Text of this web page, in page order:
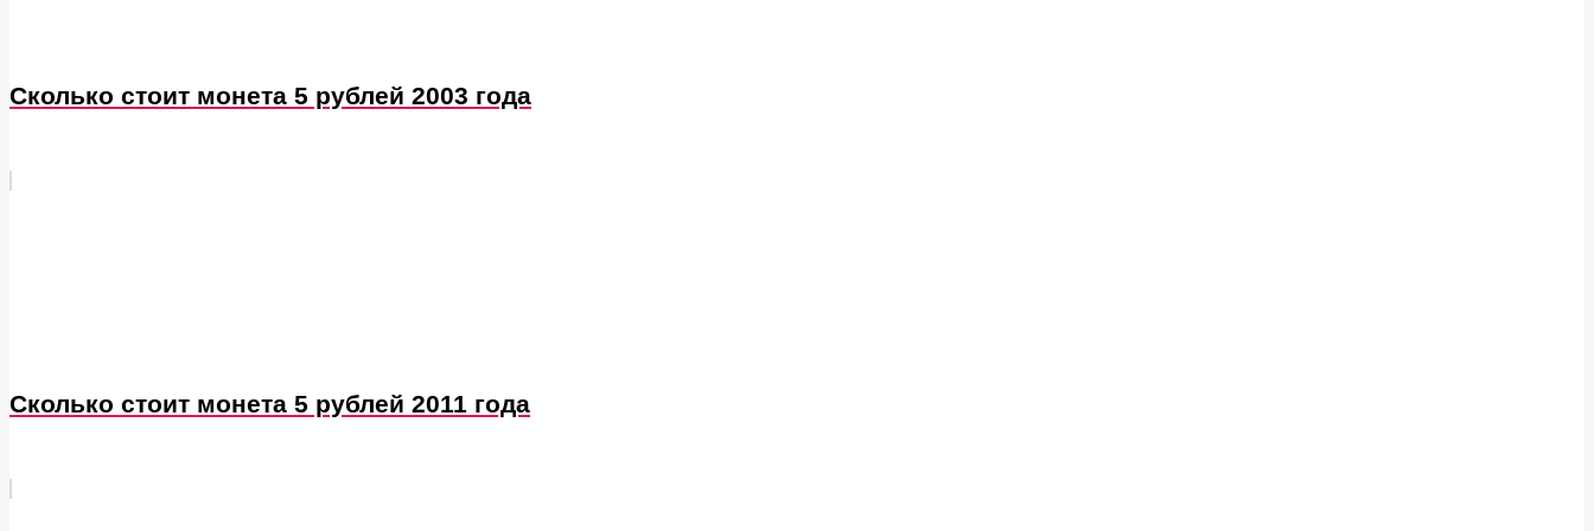
Сколько стоит монета 5 рублей 2003 года
Сколько стоит монета 5 рублей 2011 года